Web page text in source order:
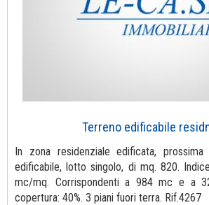
Terreno edificabile
In zona residenziale edificata,
edificabile, lotto singolo, di mq. 820.
mc/mq. Corrispondenti a 984 mc e a
copertura: 40%. 3 piani fuori terra. Rif.4267